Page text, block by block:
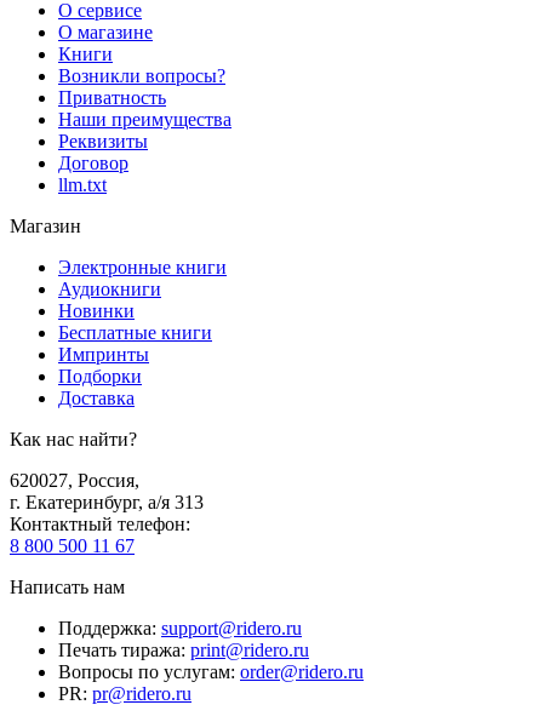
О сервисе
О магазине
Книги
Возникли вопросы?
Приватность
Наши преимущества
Реквизиты
Договор
llm.txt
Магазин
Электронные книги
Аудиокниги
Новинки
Бесплатные книги
Импринты
Подборки
Доставка
Как нас найти?
620027, Россия,
г. Екатеринбург, а/я 313
Контактный телефон:
8 800 500 11 67
Написать нам
Поддержка: support@ridero.ru
Печать тиража: print@ridero.ru
Вопросы по услугам: order@ridero.ru
PR: pr@ridero.ru